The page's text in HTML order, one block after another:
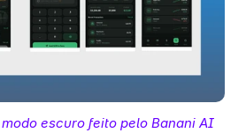
escuro feito pelo Banani AI